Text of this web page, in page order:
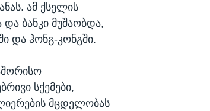
ამ ქსელის
ბანკი მუშაობდა,
და ჰონგ-კონგში.
სქემები,
მცდელობას